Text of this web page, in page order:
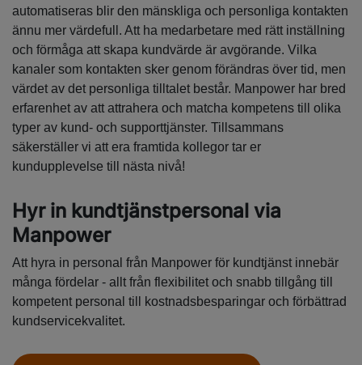
automatiseras blir den mänskliga och personliga kontakten
ännu mer värdefull. Att ha medarbetare med rätt inställning
och förmåga att skapa kundvärde är avgörande. Vilka
kanaler som kontakten sker genom förändras över tid, men
värdet av det personliga tilltalet består. Manpower har bred
erfarenhet av att attrahera och matcha kompetens till olika
typer av kund- och supporttjänster. Tillsammans
säkerställer vi att era framtida kollegor tar er
kundupplevelse till nästa nivå!
Hyr in kundtjänstpersonal via
Manpower
Att hyra in personal från Manpower för kundtjänst innebär
många fördelar - allt från flexibilitet och snabb tillgång till
kompetent personal till kostnadsbesparingar och förbättrad
kundservicekvalitet.